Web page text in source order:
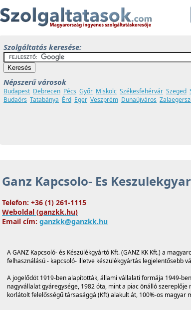
Szolgáltatás keresése:
Népszerű városok
Budapest Debrecen Pécs Győr Miskolc Székesfehérvár Szeged
Budaörs Tatabánya Érd Eger Veszprém Dunaújváros
Ganz Kapcsolo- Es
Telefon: +36 (1) 261-1115
Weboldal (ganzkk.hu)
Email cím: ganzkk@ganzkk.hu
A GANZ Kapcsoló- és Készülékgyártó Kft. (GANZ KK Kft.) a
felhasználású - kapcsoló- illetve készülékgyártás legjelentősebb
A jogelődöt 1919-ben alapították, állami vállalati formája 1949-
nagyvállalat gyáregysége, 1982 óta, mint a piac önálló szereplője
korlátolt felelősségű társasággá (Kft) alakult át, 100%-os magyar